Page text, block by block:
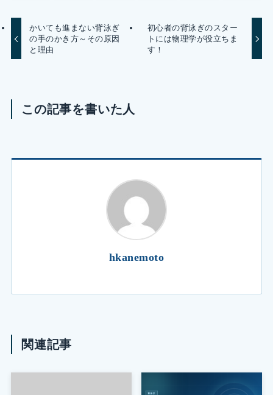
かいても進まない背泳ぎ
の手のかき方～その原因
と理由
初心者の背泳ぎのスター
トには物理学が役立ちま
す！
この記事を書いた人
hkanemoto
関連記事